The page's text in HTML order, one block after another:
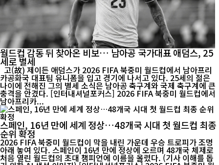
월드컵 감동 뒤 찾아온 비보… 남아공 국가대표 애덤스, 25
세로 별세
카공화국 대표팀 유니폼을 입고 경기에 나서고 있다. 25세의 젊은
나이에 전해진 그의 별세 소식은 남아공 축구계와 국제 축구계에 큰
충격을 안겼다. [인터내셔널포커스] 2026 FIFA 북중미 월드컵에서
남아프리카...
스페인, 16년 만에 세계 정상…48개국 시대 첫 월드컵 최종
순위 확정
2026 FIFA 북중미 월드컵이 막을 내린 가운데 우승 트로피가 조명
아래 놓여 있다. 스페인이 16년 만에 정상에 오르며 48개국 체제로
처음 열린 월드컵의 초대 챔피언에 이름을 올렸다. (기사 이해를 돕